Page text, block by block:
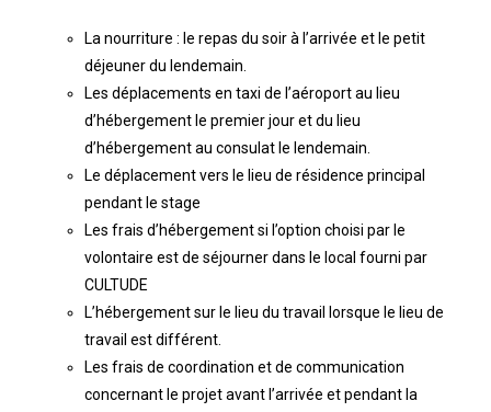
La nourriture : le repas du soir à l’arrivée et le petit
déjeuner du lendemain.
Les déplacements en taxi de l’aéroport au lieu
d’hébergement le premier jour et du lieu
d’hébergement au consulat le lendemain.
Le déplacement vers le lieu de résidence principal
pendant le stage
Les frais d’hébergement si l’option choisi par le
volontaire est de séjourner dans le local fourni par
CULTUDE
L’hébergement sur le lieu du travail lorsque le lieu de
travail est différent.
Les frais de coordination et de communication
concernant le projet avant l’arrivée et pendant la